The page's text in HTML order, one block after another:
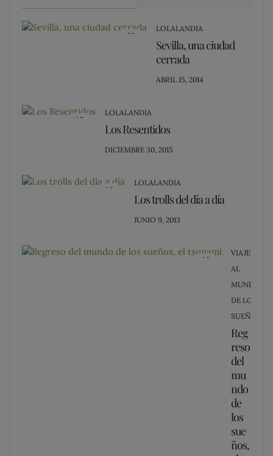
20
LOLALANDIA
Sevilla, una ciudad
cerrada
POSTED
ABRIL 15, 2014
15
LOLALANDIA
Los Resentidos
POSTED
DICIEMBRE 30, 2015
13
LOLALANDIA
Los trolls del día a día
POSTED
JUNIO 9, 2013
12
VIAJE
AL
MUNDO
DE LOS
SUEÑOS
Reg
reso
del
mu
ndo
de
los
sue
ños,